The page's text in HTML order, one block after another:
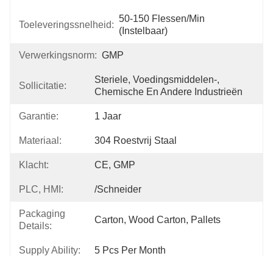
Toeleveringssnelheid:
50-150 Flessen/min
(instelbaar)
Verwerkingsnorm: GMP
Sollicitatie:
Steriele, Voedingsmiddelen-,
Chemische En Andere Industrieën
Garantie: 1 Jaar
Materiaal: 304 Roestvrij Staal
Klacht: CE, GMP
PLC, HMI: /Schneider
Packaging
Details:
Carton, Wood Carton, Pallets
Supply Ability: 5 Pcs Per Month